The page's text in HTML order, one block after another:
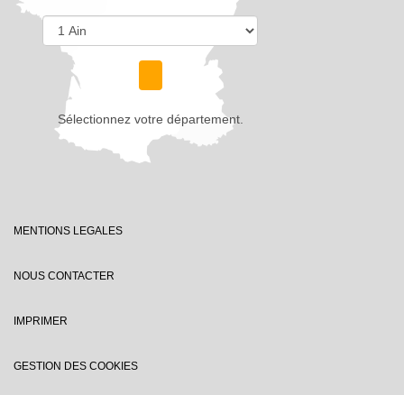
Sélectionnez votre département.
MENTIONS LEGALES
NOUS CONTACTER
IMPRIMER
GESTION DES COOKIES